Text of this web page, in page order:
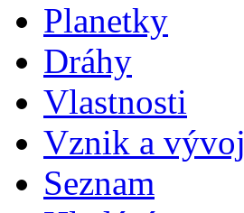
Planetky
Dráhy
Vlastnosti
Vznik a vývoj
Seznam